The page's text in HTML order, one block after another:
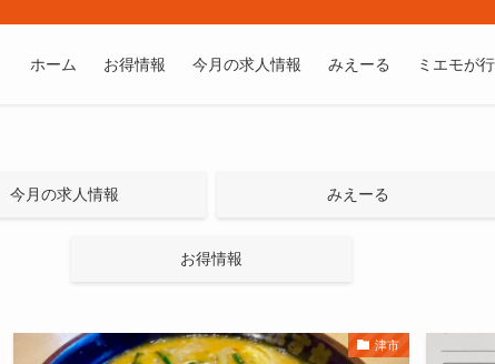
ホーム お得情報 今月の求人情報 みえーる ミエモが行
今月の求人情報 みえーる
お得情報
津市